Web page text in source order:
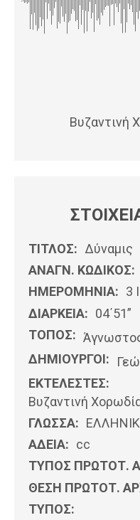
Βυζαντινή
ΤΙΤΛΟΣ: Δύναμις
ΑΝΑΓΝ. ΚΩΔΙΚΟΣ:
ΗΜΕΡΟΜΗΝΊΑ: 3
ΔΙΑΡΚΕΙΑ: 04΄51”
ΤΟΠΟΣ:
ΔΗΜΙΟΥΡΓΟΙ:
ΕΚΤΕΛΕΣΤΕΣ:
Βυζαντινή
ΓΛΩΣΣΑ:
ΑΔΕΙΑ: cc
ΤΥΠΟΣ ΠΡΩΤΟΤ.
ΘΕΣΗ ΠΡΩΤΟΤ.
ΤΥΠΟΣ: